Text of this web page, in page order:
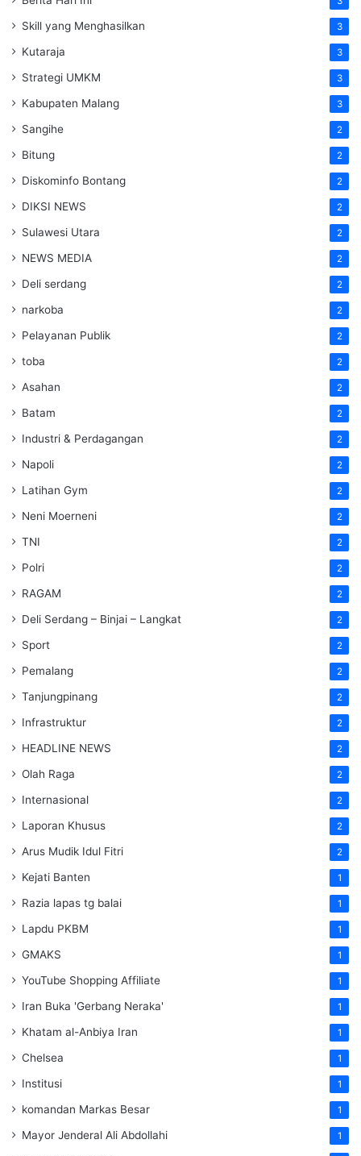
Skill yang Menghasilkan 3
Kutaraja 3
Strategi UMKM 3
Kabupaten Malang 3
Sangihe 2
Bitung 2
Diskominfo Bontang 2
DIKSI NEWS 2
Sulawesi Utara 2
NEWS MEDIA 2
Deli serdang 2
narkoba 2
Pelayanan Publik 2
toba 2
Asahan 2
Batam 2
Industri & Perdagangan 2
Napoli 2
Latihan Gym 2
Neni Moerneni 2
TNI 2
Polri 2
RAGAM 2
Deli Serdang – Binjai – Langkat 2
Sport 2
Pemalang 2
Tanjungpinang 2
Infrastruktur 2
HEADLINE NEWS 2
Olah Raga 2
Internasional 2
Laporan Khusus 2
Arus Mudik Idul Fitri 2
Kejati Banten 1
Razia lapas tg balai 1
Lapdu PKBM 1
GMAKS 1
YouTube Shopping Affiliate 1
Iran Buka 'Gerbang Neraka' 1
Khatam al-Anbiya Iran 1
Chelsea 1
Institusi 1
komandan Markas Besar 1
Mayor Jenderal Ali Abdollahi 1